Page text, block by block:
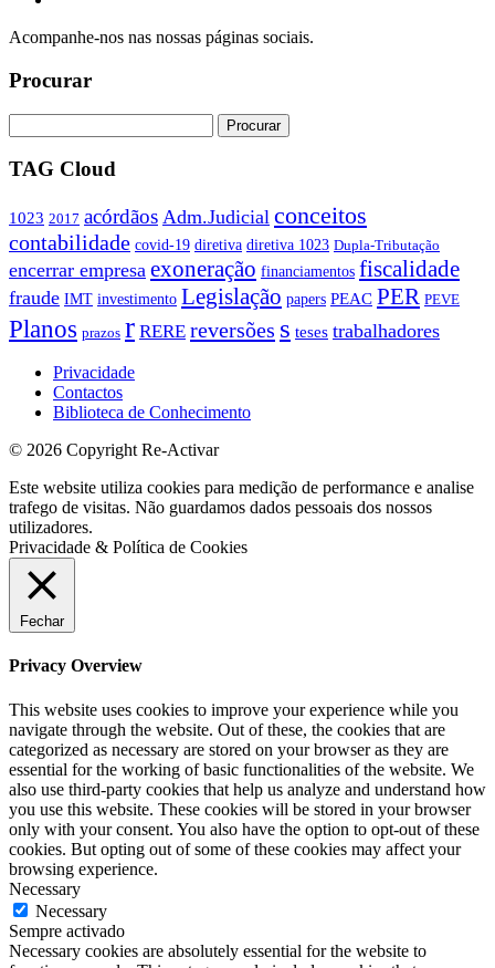
Acompanhe-nos nas nossas páginas sociais.
Procurar
TAG Cloud
1023 2017 acórdãos Adm.Judicial conceitos
contabilidade covid-19 diretiva diretiva 1023 Dupla-Tributação
encerrar empresa exoneração financiamentos fiscalidade
fraude IMT investimento Legislação papers PEAC PER PEVE
Planos prazos r RERE reversões s teses trabalhadores
Privacidade
Contactos
Biblioteca de Conhecimento
© 2026 Copyright Re-Activar
Este website utiliza cookies para medição de performance e analise
trafego de visitas. Não guardamos dados pessoais dos nossos
utilizadores.
Privacidade & Política de Cookies
Fechar
Privacy Overview
This website uses cookies to improve your experience while you
navigate through the website. Out of these, the cookies that are
categorized as necessary are stored on your browser as they are
essential for the working of basic functionalities of the website. We
also use third-party cookies that help us analyze and understand how
you use this website. These cookies will be stored in your browser
only with your consent. You also have the option to opt-out of these
cookies. But opting out of some of these cookies may affect your
browsing experience.
Necessary
Necessary
Sempre activado
Necessary cookies are absolutely essential for the website to